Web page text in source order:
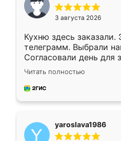
3 августа 2026
Кухню здесь
телеграмм. Выбрали
Согласовали день для
недели кухня была уже
довольны работой.
мебель за
Читать полностью
yaroslava1986